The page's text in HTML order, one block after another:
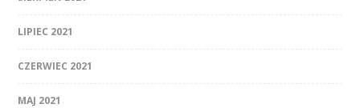
LIPIEC 2021
CZERWIEC 2021
MAJ 2021